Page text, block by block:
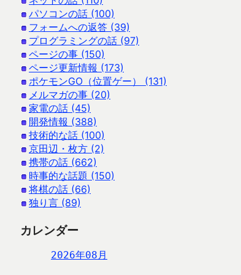
パソコンの話 (100)
フォームへの返答 (39)
プログラミングの話 (97)
ページの事 (150)
ページ更新情報 (173)
ポケモンGO（位置ゲー） (131)
メルマガの事 (20)
家電の話 (45)
開発情報 (388)
技術的な話 (100)
京田辺・枚方 (2)
携帯の話 (662)
時事的な話題 (150)
将棋の話 (66)
独り言 (89)
カレンダー
2026年08月